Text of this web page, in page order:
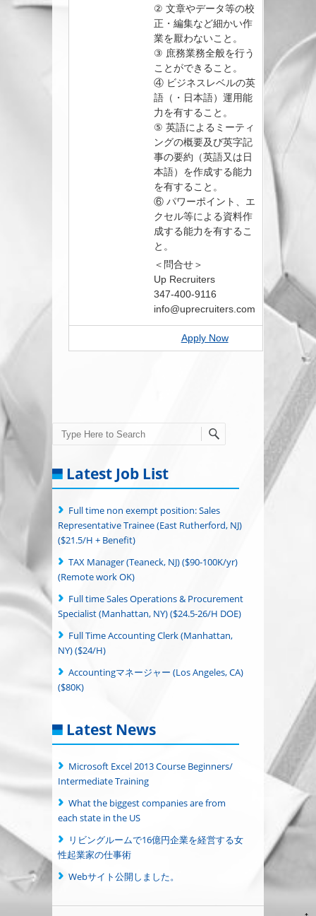
② 文章やデータ等の校
正・編集など細かい作
業を厭わないこと。
③ 庶務業務全般を行う
ことができること。
④ ビジネスレベルの英
語（・日本語）運用能
力を有すること。
⑤ 英語によるミーティ
ングの概要及び英字記
事の要約（英語又は日
本語）を作成する能力
を有すること。
⑥ パワーポイント、エ
クセル等による資料作
成する能力を有するこ
と。
＜問合せ＞
Up Recruiters
347-400-9116
info@uprecruiters.com
Apply Now
Search
Latest Job List
Full time non exempt position: Sales
Representative Trainee (East Rutherford, NJ)
($21.5/H + Benefit)
TAX Manager (Teaneck, NJ) ($90-100K/yr)
(Remote work OK)
Full time Sales Operations & Procurement
Specialist (Manhattan, NY) ($24.5-26/H DOE)
Full Time Accounting Clerk (Manhattan,
NY) ($24/H)
Accountingマネージャー (Los Angeles, CA)
($80K)
Latest News
Microsoft Excel 2013 Course Beginners/
Intermediate Training
What the biggest companies are from
each state in the US
リビングルームで16億円企業を経営する女
性起業家の仕事術
Webサイト公開しました。